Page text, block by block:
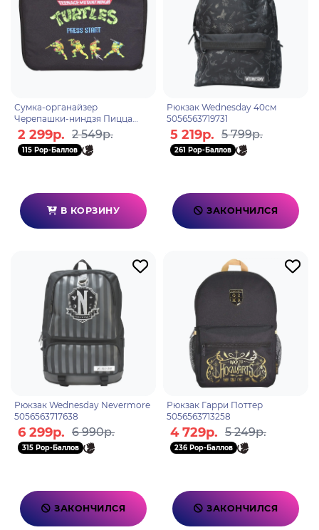
Сумка-органайзер
Черепашки-ниндзя Пицца
5056563713906
2 299р. 2 549р.
115 Pop-Баллов
В КОРЗИНУ
Рюкзак Wednesday 40см
5056563719731
5 219р. 5 799р.
261 Pop-Баллов
ЗАКОНЧИЛСЯ
Рюкзак Wednesday Nevermore
5056563717638
6 299р. 6 990р.
315 Pop-Баллов
ЗАКОНЧИЛСЯ
Рюкзак Гарри Поттер
5056563713258
4 729р. 5 249р.
236 Pop-Баллов
ЗАКОНЧИЛСЯ